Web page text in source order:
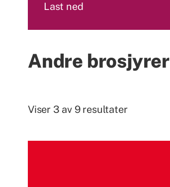
Last ned
Andre brosjyrer
Viser 3 av 9 resultater